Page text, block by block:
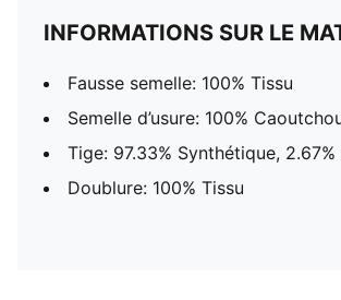
INFORMATIONS SUR LE
Fausse semelle: 100% Tissu
Semelle d’usure: 100%
Tige: 97.33% Synthétique, 2.67%
Doublure: 100% Tissu